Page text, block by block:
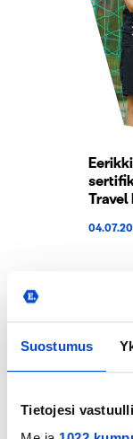
Suostumus
Tietojesi
Travel